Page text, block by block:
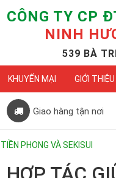
CÔNG TY CP
NINH
539 BÀ
KHUYẾN MẠI GIỚI THIỆU
Giao hàng tận nơi
PHONG VÀ SEKISUI